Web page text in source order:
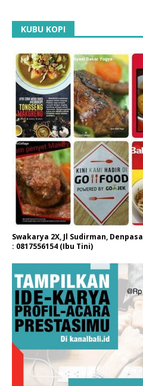
KUBU KOPI
Swakarya 2X, Jl Sudirman,
: 0817556154 (Ibu Tini)